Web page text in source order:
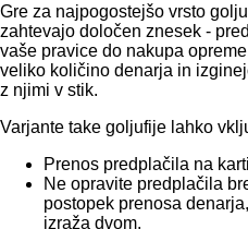
Gre za najpogostejšo vrsto
zahtevajo določen znesek -
vaše pravice do nakupa
veliko količino denarja in
z njimi v stik.
Varjante take goljufije lahko
Prenos predplačila na
Ne opravite predplačila
postopek prenosa
izraža dvom.